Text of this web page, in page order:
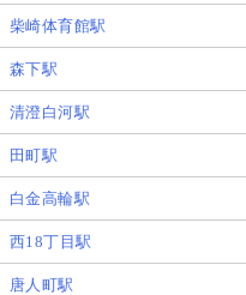
柴崎体育館駅
森下駅
清澄白河駅
田町駅
白金高輪駅
西18丁目駅
唐人町駅